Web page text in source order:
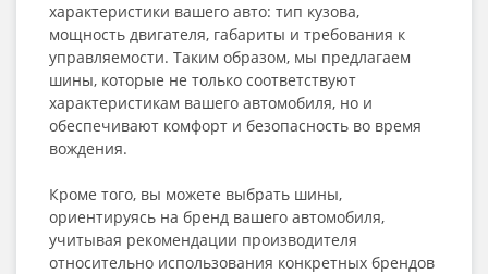
характеристики вашего авто: тип кузова,
мощность двигателя, габариты и требования к
управляемости. Таким образом, мы предлагаем
шины, которые не только соответствуют
характеристикам вашего автомобиля, но и
обеспечивают комфорт и безопасность во время
вождения.
Кроме того, вы можете выбрать шины,
ориентируясь на бренд вашего автомобиля,
учитывая рекомендации производителя
относительно использования конкретных брендов